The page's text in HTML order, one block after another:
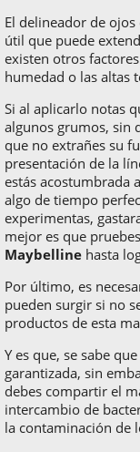
El delineador de
útil que puede
existen otros
humedad o las altas
Si al aplicarlo notas
algunos grumos, sin
que no extrañes su
presentación de la
estás acostumbrada
algo de tiempo
experimentas,
mejor es que
Maybelline hasta
Por último, es
pueden surgir si no
productos de esta
Y es que, se sabe
garantizada, sin
debes compartir el
intercambio de
la contaminación de